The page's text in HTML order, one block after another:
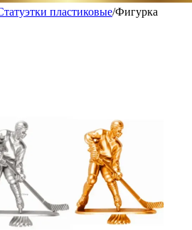
пластиковые/Фигурка